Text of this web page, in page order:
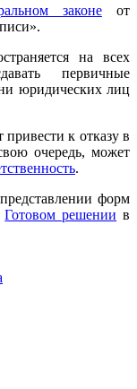
законеот
на всех
первичные
юридических лиц
к отказу в
очередь, может
.
форм
Готовом решении в